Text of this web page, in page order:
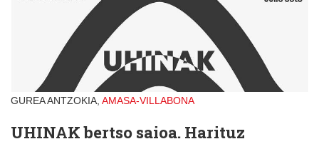
GUREA ANTZOKIA, AMASA-VILLABONA
UHINAK bertso saioa. Harituz